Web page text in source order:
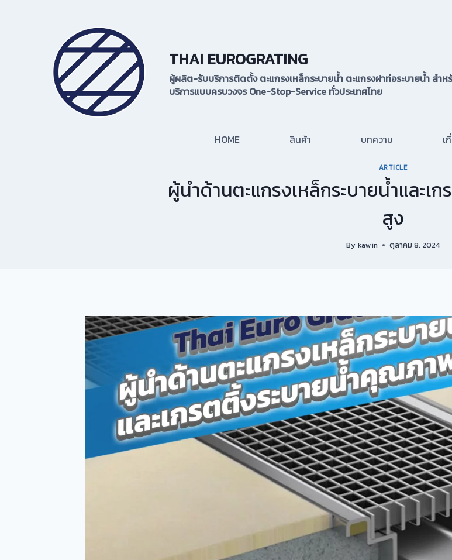
THAI EUROGRATING
ผู้ผลิต-รับบริการติดตั้ง ตะแกรงเหล็กระบายน้ำ ตะแกรงฝาท่อระบายน้ำ สำ
บริการแบบครบวงจร One-Stop-Service ทั่วประเทศไทย
HOME สินค้า บทความ เ
ARTICLE
ผู้นำด้านตะแกรงเหล็กระบายน้ำและ
สูง
By kawin ตุลาคม 8, 2024